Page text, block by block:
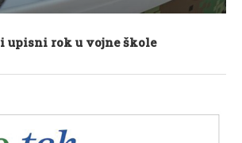
upisni rok u vojne škole